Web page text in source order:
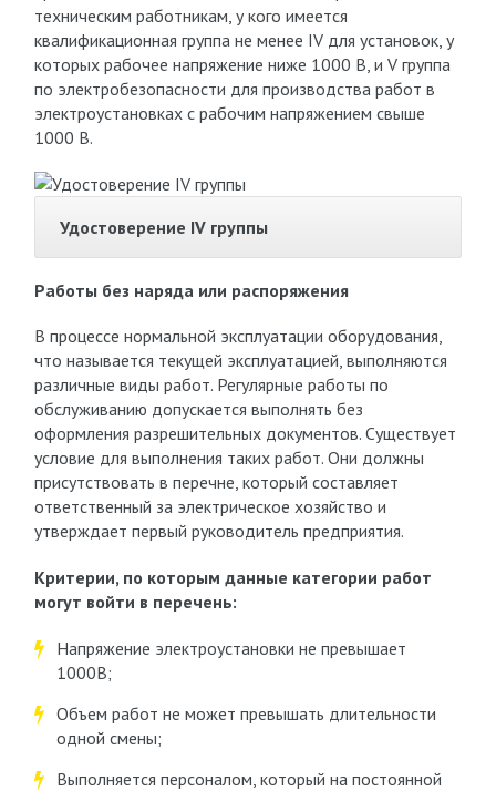
техническим работникам, у кого имеется
квалификационная группа не менее IV для установок, у
которых рабочее напряжение ниже 1000 В, и V группа
по электробезопасности для производства работ в
электроустановках с рабочим напряжением свыше
1000 В.
Удостоверение IV группы
Работы без наряда или распоряжения
В процессе нормальной эксплуатации оборудования,
что называется текущей эксплуатацией, выполняются
различные виды работ. Регулярные работы по
обслуживанию допускается выполнять без
оформления разрешительных документов. Существует
условие для выполнения таких работ. Они должны
присутствовать в перечне, который составляет
ответственный за электрическое хозяйство и
утверждает первый руководитель предприятия.
Критерии, по которым данные категории работ
могут войти в перечень:
Напряжение электроустановки не превышает
1000В;
Объем работ не может превышать длительности
одной смены;
Выполняется персоналом, который на постоянной